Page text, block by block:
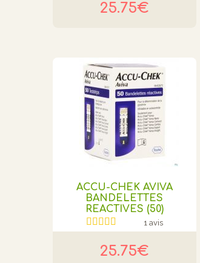
25.75€
ACCU-CHEK AVIVA
BANDELETTES
REACTIVES (50)
1 avis
25.75€